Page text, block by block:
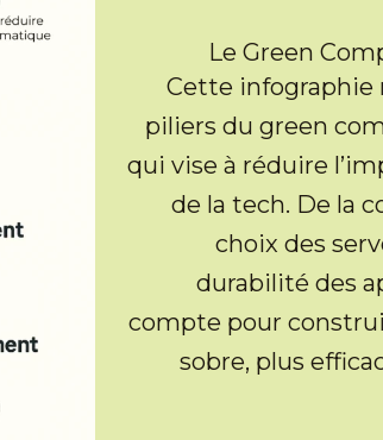
Le Green
Cette infographie
piliers du green
qui vise à réduire
de la tech. De la
choix des
durabilité des
compte pour
sobre, plus